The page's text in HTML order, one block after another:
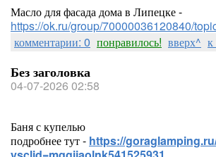
Масло для фасада дома в Липецке -
https://ok.ru/group/70000036120840/
комментарии: 0 понравилось! вверх^ к
Без заголовка
04-07-2026 02:58
Баня с купелью
подробнее тут - https://